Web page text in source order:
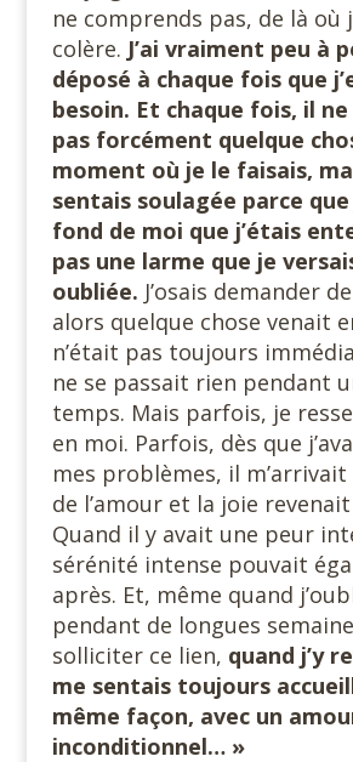
ne comprends pas, de là où
colère. J’ai vraiment peu à
déposé à chaque fois que
besoin. Et chaque fois, il
pas forcément quelque
moment où je le faisais,
sentais soulagée parce
fond de moi que j’étais
pas une larme que je
oubliée. J’osais demander
alors quelque chose venait
n’était pas toujours
ne se passait rien pendant
temps. Mais parfois, je
en moi. Parfois, dès que
mes problèmes, il
de l’amour et la joie
Quand il y avait une peur
sérénité intense pouvait
après. Et, même quand
pendant de longues
solliciter ce lien, quand j’y
me sentais toujours
même façon, avec un
inconditionnel… »